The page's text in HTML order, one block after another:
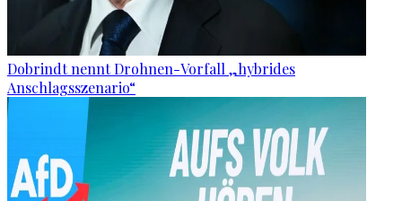
Dobrindt nennt Drohnen-Vorfall „hybrides
Anschlagsszenario“